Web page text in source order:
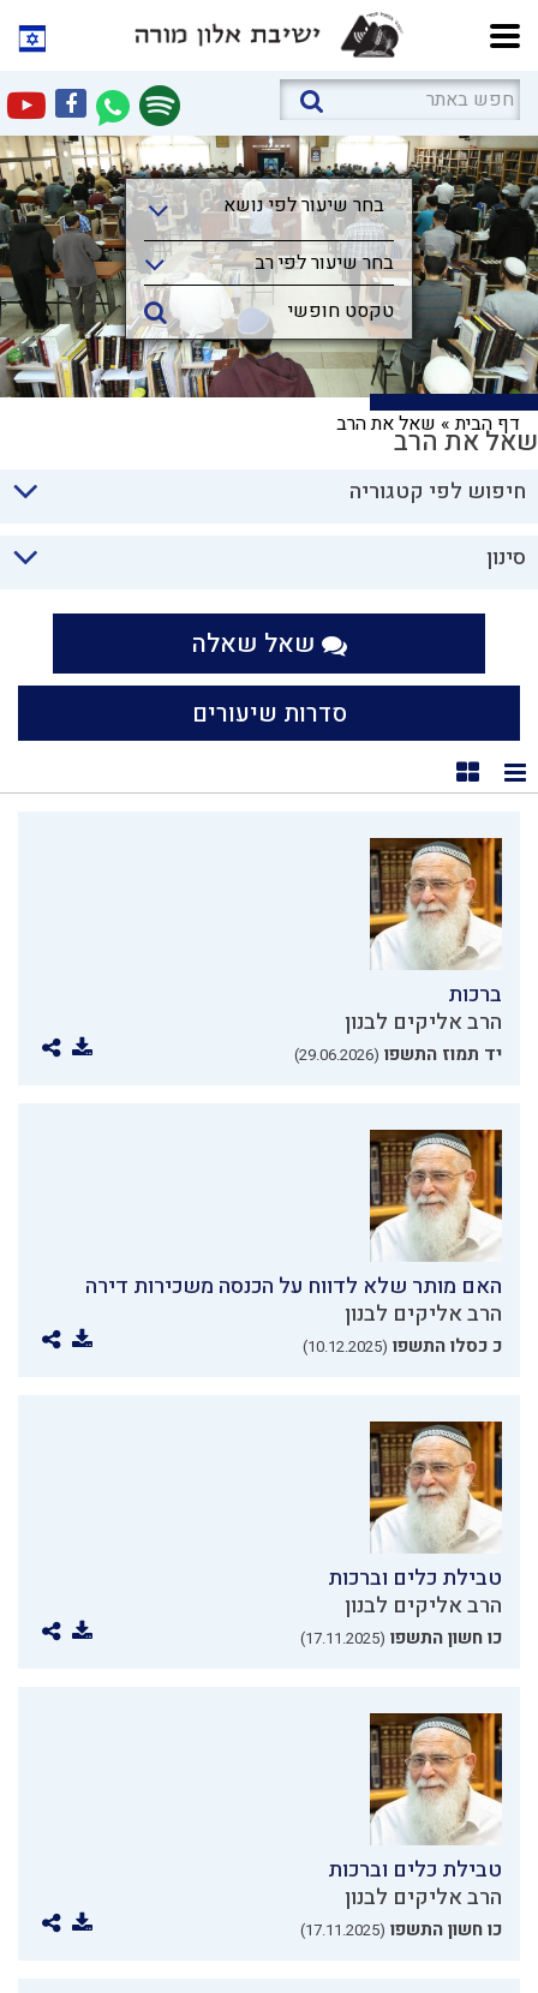
בחר שיעור לפי נושא
בחר שיעור לפי נושא
בחר שיעור לפי רב
דף הבית» שאל את הרבשאל את הרב
חיפוש לפי קטגוריה
סינון
שאל שאלה
סדרות שיעורים
תצוגת רשימה
תצוגת קוביות
ברכות
הרב אליקים לבנון
יד תמוז התשפו (29.06.2026)
האם מותר שלא לדווח על הכנסה משכירות דירה
הרב אליקים לבנון
כ כסלו התשפו (10.12.2025)
טבילת כלים וברכות
הרב אליקים לבנון
כו חשון התשפו (17.11.2025)
טבילת כלים וברכות
הרב אליקים לבנון
כו חשון התשפו (17.11.2025)